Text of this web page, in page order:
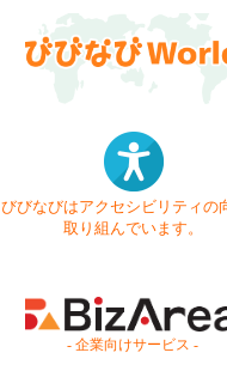
びびなびはアクセシビリティの
取り組んでいます。
- 企業向けサービス -